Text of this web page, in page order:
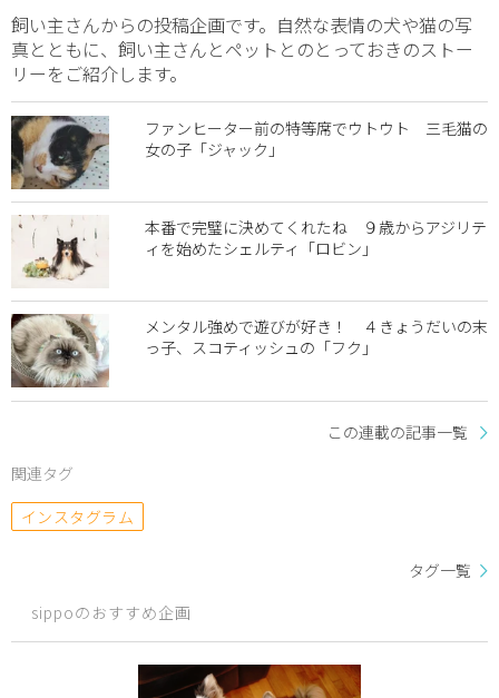
飼い主さんからの投稿企画です。自然な表情の犬や猫の写
真とともに、飼い主さんとペットとのとっておきのストー
リーをご紹介します。
ファンヒーター前の特等席でウトウト 三毛猫の
女の子「ジャック」
本番で完璧に決めてくれたね ９歳からアジリテ
ィを始めたシェルティ「ロビン」
メンタル強めで遊びが好き！ ４きょうだいの末
っ子、スコティッシュの「フク」
この連載の記事一覧
関連タグ
インスタグラム
タグ一覧
sippoのおすすめ企画